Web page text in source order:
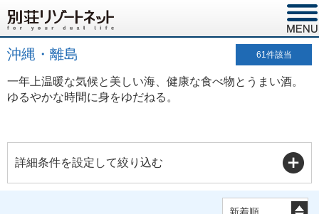
沖縄・離島 61件該当
一年上温暖な気候と美しい海、健康な食べ物とうまい酒。
ゆるやかな時間に身をゆだねる。
詳細条件を設定して絞り込む